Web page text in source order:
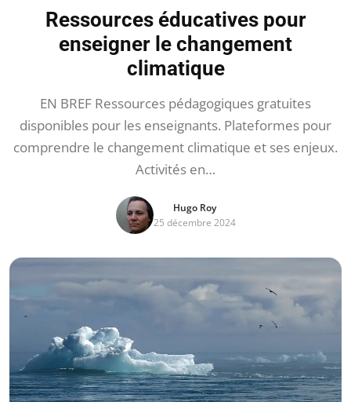
Ressources éducatives pour
enseigner le changement
climatique
EN BREF Ressources pédagogiques gratuites
disponibles pour les enseignants. Plateformes pour
comprendre le changement climatique et ses enjeux.
Activités en…
Hugo Roy
25 décembre 2024